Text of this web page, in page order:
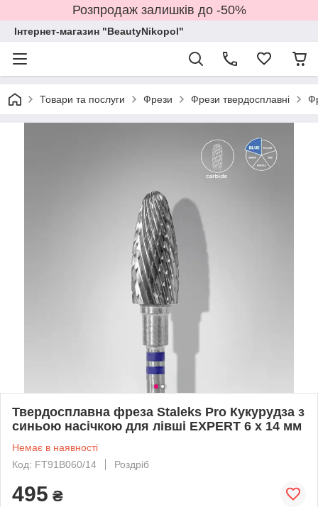
Розпродаж залишків до -50%
Інтернет-магазин "BeautyNikopol"
Товари та послуги Фрези Фрези твердосплавні
Твердосплавна фреза Staleks Pro Кукурудза з
синьою насічкою для лівші EXPERT 6 х 14 мм
Немає в наявності
Код: FT91B060/14
Роздріб
495 ₴